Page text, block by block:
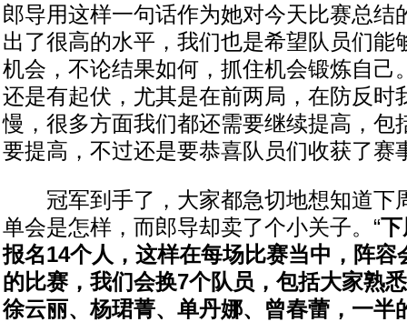
郎导用这样一句话作为她对今天比赛总结
出了很高的水平，我们也是希望队员们能
机会，不论结果如何，抓住机会锻炼自己
还是有起伏，尤其是在前两局，在防反时
慢，很多方面我们都还需要继续提高，包
要提高，不过还是要恭喜队员们收获了赛
冠军到手了，大家都急切地想知道下
单会是怎样，而郎导却卖了个小关子。“下
报名14个人，这样在每场比赛当中，阵容
的比赛，我们会换7个队员，包括大家熟
徐云丽、杨珺菁、单丹娜、曾春蕾，一半